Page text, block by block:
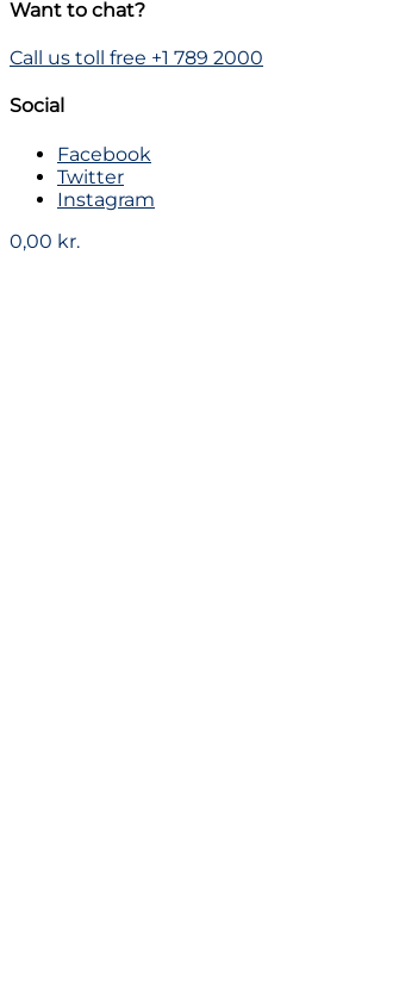
Want to chat?
Call us toll free +1 789 2000
Social
Facebook
Twitter
Instagram
0,00 kr.